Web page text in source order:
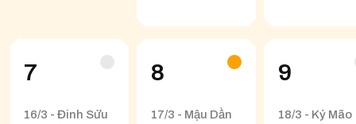
7
16/3 - Đinh Sửu
8
17/3 - Mậu Dần
9
18/3 - Kỷ Mão